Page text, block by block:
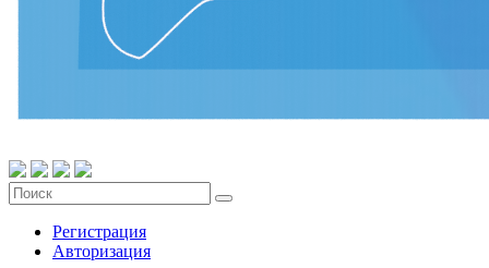
Регистрация
Авторизация